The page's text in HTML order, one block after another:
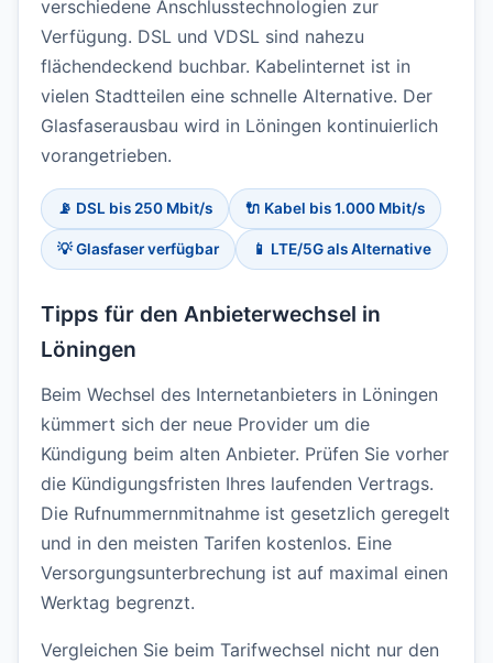
verschiedene Anschlusstechnologien zur
Verfügung. DSL und VDSL sind nahezu
flächendeckend buchbar. Kabelinternet ist in
vielen Stadtteilen eine schnelle Alternative. Der
Glasfaserausbau wird in Löningen kontinuierlich
vorangetrieben.
📡 DSL bis 250 Mbit/s 🔌 Kabel bis 1.000 Mbit/s
💡 Glasfaser verfügbar 📱 LTE/5G als Alternative
Tipps für den Anbieterwechsel in
Löningen
Beim Wechsel des Internetanbieters in Löningen
kümmert sich der neue Provider um die
Kündigung beim alten Anbieter. Prüfen Sie vorher
die Kündigungsfristen Ihres laufenden Vertrags.
Die Rufnummernmitnahme ist gesetzlich geregelt
und in den meisten Tarifen kostenlos. Eine
Versorgungsunterbrechung ist auf maximal einen
Werktag begrenzt.
Vergleichen Sie beim Tarifwechsel nicht nur den